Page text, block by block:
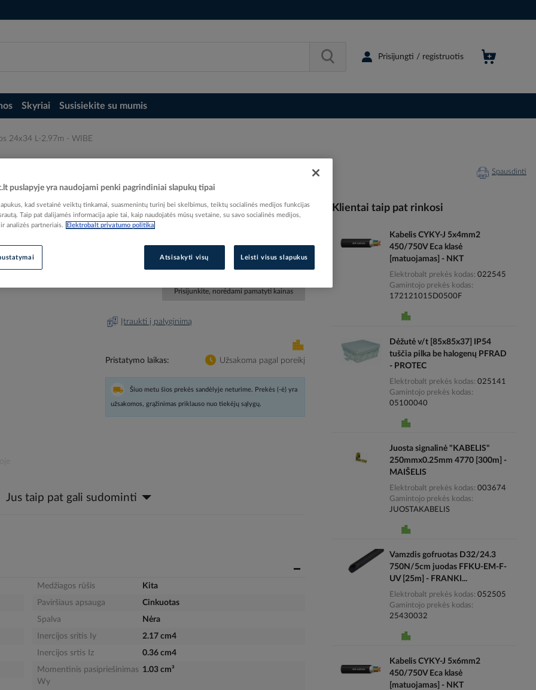
Prisijungti / registruotis
Skyriai Susisiekite su mumis
24x34 L-2.97m - WIBE
Spausdinti
Prisijunkite, norėdami pamatyti kainas
Įtraukti į palyginimą
Pristatymo laikas Užsakoma pagal poreikį
Šiuo metu šios prekės sandėlyje neturime. Prekės (-ė) yra
užsakomos, grąžinimas priklauso nuo tiekėjų sąlygų.
Jus taip pat gali sudominti
Medžiagos rūšis
Kita
Paviršiaus apsauga
Cinkuotas
Spalva
Nėra
Inercijos sritis Iy
2.17 cm4
Inercijos srtis Iz
0.36 cm4
Momentinis pasipriešinimas
Wy
1.03 cm³
Klientai taip pat rinkosi
Kabelis CYKY-J 5x4mm2
450/750V Eca klasė
[matuojamas] - NKT
Elektrobalt prekės kodas 022545
Gamintojo prekės kodas
172121015D0500F
Dėžutė v/t [85x85x37] IP54
tuščia pilka be halogenų PFRAD
- PROTEC
Elektrobalt prekės kodas 025141
Gamintojo prekės kodas
05100040
Juosta signalinė "KABELIS"
250mmx0.25mm 4770 [300m] -
MAIŠELIS
Elektrobalt prekės kodas 003674
Gamintojo prekės kodas
JUOSTAKABELIS
Vamzdis gofruotas D32/24.3
750N/5cm juodas FFKU-EM-F-
UV [25m] - FRANKI...
Elektrobalt prekės kodas 052505
Gamintojo prekės kodas
25430032
Kabelis CYKY-J 5x6mm2
450/750V Eca klasė
[matuojamas] - NKT
puslapyje yra naudojami penki pagrindiniai slapukų tipai
kad svetainė veiktų tinkamai, suasmenintų turinį bei skelbimus, teiktų socialinės medijos funkcijas
Taip pat dalijamės informacija apie tai, kaip naudojatės mūsų svetaine, su savo socialinės medijos,
analizės partneriais.
Elektrobalt privatumo politika
Atsisakyti visų Leisti visus slapukus